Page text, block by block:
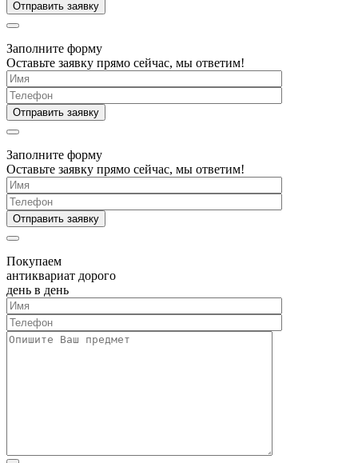
Заполните форму
Оставьте заявку прямо сейчас, мы ответим!
Заполните форму
Оставьте заявку прямо сейчас, мы ответим!
Покупаем
антиквариат дорого
день в день